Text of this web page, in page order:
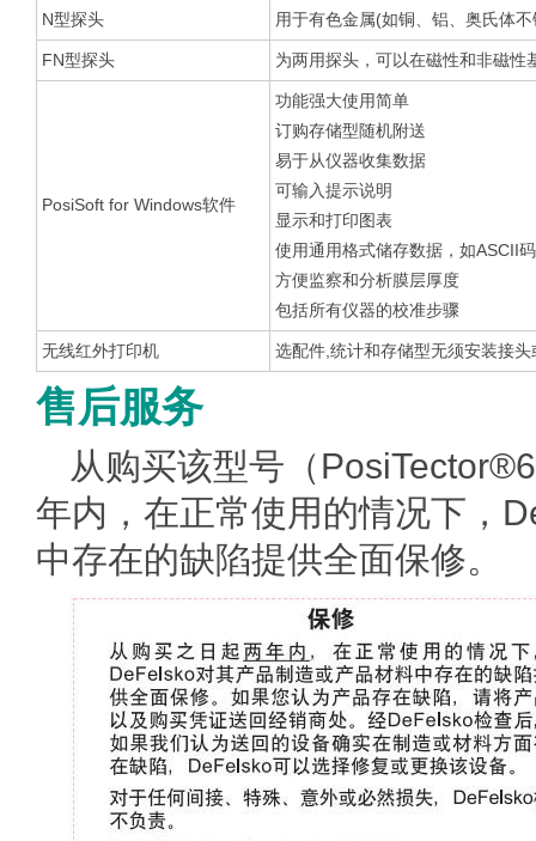
N型探头 用于有色金属(如铜、铝、奥氏体
FN型探头 为两用探头，可以在磁性和非磁性
PosiSoft for Windows软件
功能强大使用简单
订购存储型随机附送
易于从仪器收集数据
可输入提示说明
显示和打印图表
使用通用格式储存数据，如ASCII码
方便监察和分析膜层厚度
包括所有仪器的校准步骤
无线红外打印机 选配件,统计和存储型无须安装接
售后服务
从购买该型号（
年内，在正常使用的情况下，
中存在的缺陷提供全面保修。